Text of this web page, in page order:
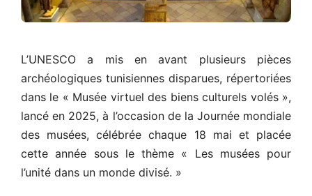
L’UNESCO a mis en avant plusieurs pièces
archéologiques tunisiennes disparues, répertoriées
dans le « Musée virtuel des biens culturels volés »,
lancé en 2025, à l’occasion de la Journée mondiale
des musées, célébrée chaque 18 mai et placée
cette année sous le thème « Les musées pour
l’unité dans un monde divisé. »